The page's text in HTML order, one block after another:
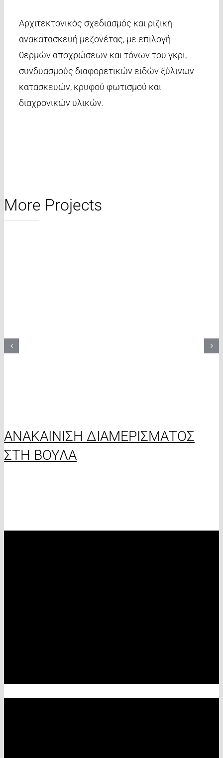
Aρχιτεκτονικός σχεδιασμός και ριζική
ανακατασκευή μεζονέτας, με επιλογή
θερμών αποχρώσεων και τόνων του γκρι,
συνδυασμούς διαφορετικών ειδών ξύλινων
κατασκευών, κρυφού φωτισμού και
διαχρονικών υλικών.
More Projects
ΑΝΑΚΑΙΝΙΣΗ ΔΙΑΜΕΡΙΣΜΑΤΟΣ
ΣΤΗ ΒΟΥΛΑ